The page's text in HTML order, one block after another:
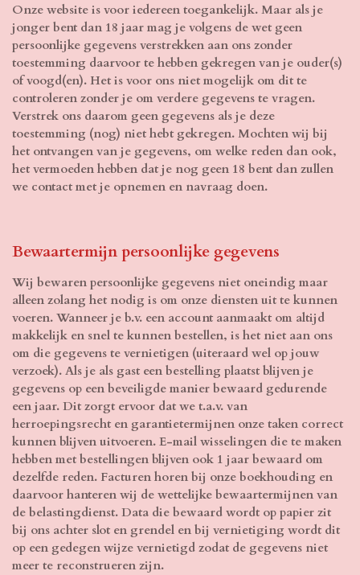
Onze website is voor iedereen toegankelijk. Maar als je
jonger bent dan 18 jaar mag je volgens de wet geen
persoonlijke gegevens verstrekken aan ons zonder
toestemming daarvoor te hebben gekregen van je ouder(s)
of voogd(en). Het is voor ons niet mogelijk om dit te
controleren zonder je om verdere gegevens te vragen.
Verstrek ons daarom geen gegevens als je deze
toestemming (nog) niet hebt gekregen. Mochten wij bij
het ontvangen van je gegevens, om welke reden dan ook,
het vermoeden hebben dat je nog geen 18 bent dan zullen
we contact met je opnemen en navraag doen.
Bewaartermijn persoonlijke gegevens
Wij bewaren persoonlijke gegevens niet oneindig maar
alleen zolang het nodig is om onze diensten uit te kunnen
voeren. Wanneer je b.v. een account aanmaakt om altijd
makkelijk en snel te kunnen bestellen, is het niet aan ons
om die gegevens te vernietigen (uiteraard wel op jouw
verzoek). Als je als gast een bestelling plaatst blijven je
gegevens op een beveiligde manier bewaard gedurende
een jaar. Dit zorgt ervoor dat we t.a.v. van
herroepingsrecht en garantietermijnen onze taken correct
kunnen blijven uitvoeren. E-mail wisselingen die te maken
hebben met bestellingen blijven ook 1 jaar bewaard om
dezelfde reden. Facturen horen bij onze boekhouding en
daarvoor hanteren wij de wettelijke bewaartermijnen van
de belastingdienst. Data die bewaard wordt op papier zit
bij ons achter slot en grendel en bij vernietiging wordt dit
op een gedegen wijze vernietigd zodat de gegevens niet
meer te reconstrueren zijn.